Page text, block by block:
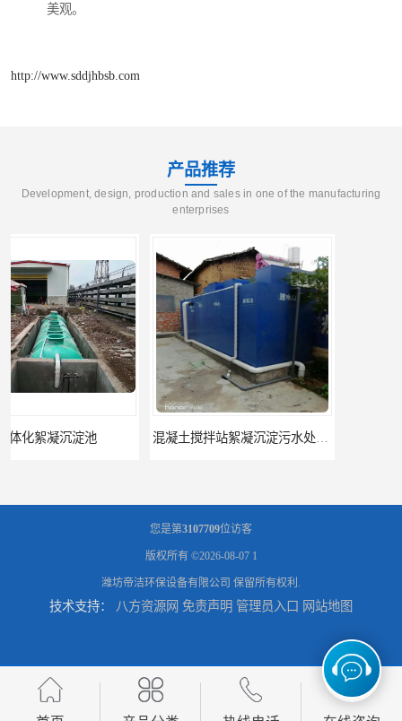
美观。
http://www.sddjhbsb.com
产品推荐
Development, design, production and sales in one of the manufacturing
enterprises
混凝土搅拌站絮凝沉淀污水处理设备
一体化碳钢絮凝沉淀设备 平流式一体化沉淀池
您是第3107709位访客
版权所有 ©2026-08-07 1
潍坊帝洁环保设备有限公司 保留所有权利.
技术支持： 八方资源网 免责声明 管理员入口 网站地图